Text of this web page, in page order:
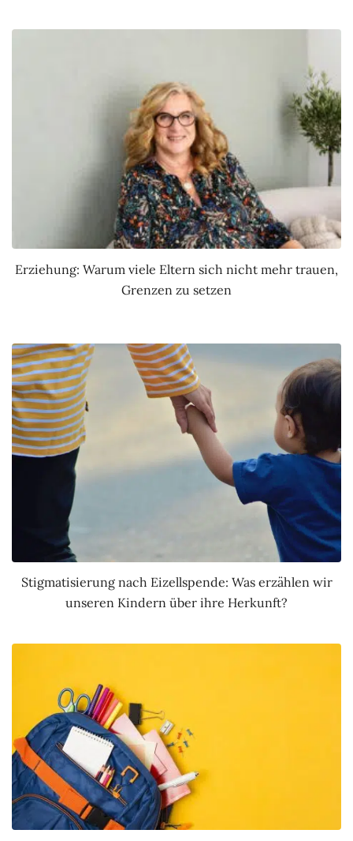
Erziehung: Warum viele Eltern sich nicht mehr trauen,
Grenzen zu setzen
Stigmatisierung nach Eizellspende: Was erzählen wir
unseren Kindern über ihre Herkunft?